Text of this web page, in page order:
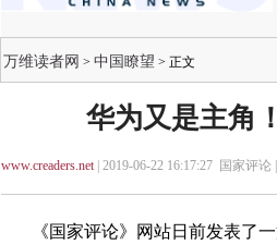
万维读者网 > 中国瞭望 > 正文
华为又是主角
www.creaders.net| 2019-06-22 16:17:27 国家评论 |
《国家评论》网站日前发表了一